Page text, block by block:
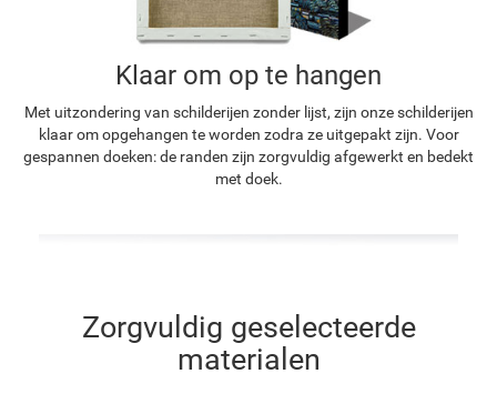
Klaar om op te hangen
Met uitzondering van schilderijen zonder lijst, zijn onze schilderijen
klaar om opgehangen te worden zodra ze uitgepakt zijn. Voor
gespannen doeken: de randen zijn zorgvuldig afgewerkt en bedekt
met doek.
Zorgvuldig geselecteerde
materialen